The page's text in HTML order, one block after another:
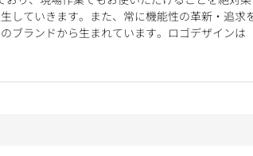
していきます。また、常に機能性の革新・追求
ブランドから生まれています。ロゴデザインは